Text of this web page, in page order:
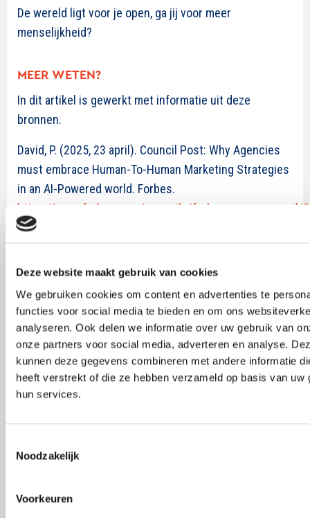
Deze website maakt gebruik van cookies
We gebruiken cookies om content en advertenties te
functies voor social media te bieden en om ons
analyseren. Ook delen we informatie over uw gebruik van
onze partners voor social media, adverteren en analyse.
kunnen deze gegevens combineren met andere informatie
heeft verstrekt of die ze hebben verzameld op basis van uw
hun services.
Noodzakelijk
Voorkeuren
De wereld ligt voor je open, ga jij voor meer
menselijkheid?
MEER WETEN?
In dit artikel is gewerkt met informatie uit deze
bronnen.
David, P. (2025, 23 april). Council Post: Why Agencies
must embrace Human-To-Human Marketing Strategies
in an AI-Powered world. Forbes.
https://www.forbes.com/councils/forbesagencycouncil/
agencies-must-embrace-human-to-human-marketing-
Hoffs, E. (2025, 20 oktober). Human marketing: zo
communiceer je vanuit wie je bent & voor wie je er
bent [4 stappen]. Frankwatching.
https://www.frankwatching.com/archive/2025/10/20/
marketing-communiceren-4-stappen/
Makridis, C. (2025, 16 mei). Play the Long Game With
humans’ sake – Betekenisvolle mens en merk relaties